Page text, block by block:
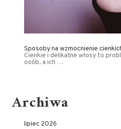
Sposoby na wzmocnienie
Cienkie i delikatne włosy to
osób, a ich …
Archiwa
lipiec 2026